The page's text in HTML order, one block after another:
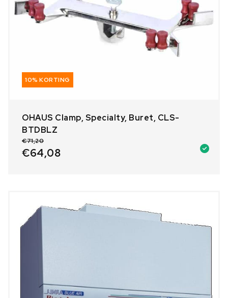
10% KORTING
OHAUS Clamp, Specialty, Buret, CLS-
BTDBLZ
€71,20
€64,08